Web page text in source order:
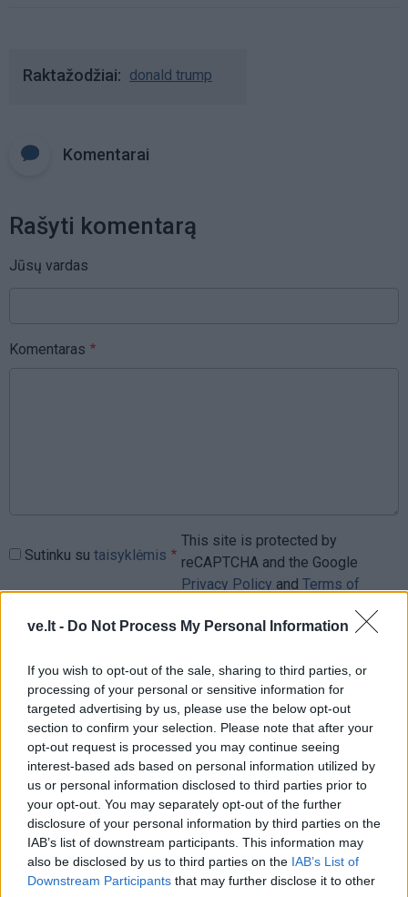
ve.lt - Do Not Process My Personal Information
If you wish to opt-out of the sale, sharing to third parties, or
processing of your personal or sensitive information for
targeted advertising by us, please use the below opt-out
section to confirm your selection. Please note that after your
opt-out request is processed you may continue seeing
interest-based ads based on personal information utilized by
us or personal information disclosed to third parties prior to
your opt-out. You may separately opt-out of the further
disclosure of your personal information by third parties on the
IAB’s list of downstream participants. This information may
also be disclosed by us to third parties on the IAB’s List of
Downstream Participants that may further disclose it to other
Raktažodžiai donald trump
Komentarai
Rašyti komentarą
Jūsų vardas
Komentaras
Sutinku su taisyklėmis
This site is protected by
reCAPTCHA and the Google
Privacy Policy and Terms of